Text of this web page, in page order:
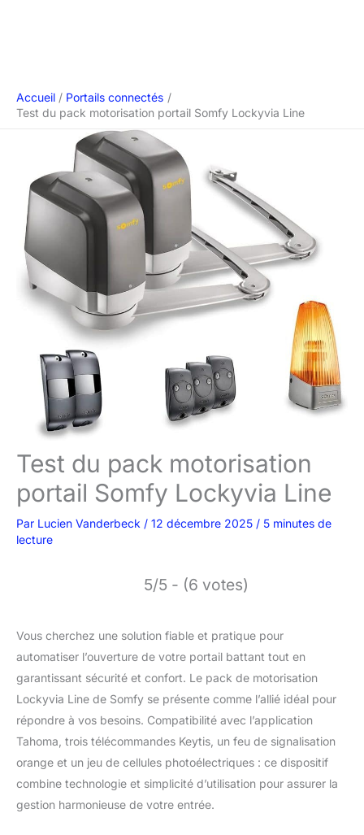
Accueil
Portails connectés
Test du pack motorisation portail Somfy Lockyvia Line
Test du pack motorisation
portail Somfy Lockyvia Line
Par Lucien Vanderbeck / 12 décembre 2025 / 5 minutes de
lecture
5/5 - (6 votes)
Vous cherchez une solution fiable et pratique pour
automatiser l’ouverture de votre portail battant tout en
garantissant sécurité et confort. Le pack de motorisation
Lockyvia Line de Somfy se présente comme l’allié idéal pour
répondre à vos besoins. Compatibilité avec l’application
Tahoma, trois télécommandes Keytis, un feu de signalisation
orange et un jeu de cellules photoélectriques : ce dispositif
combine technologie et simplicité d’utilisation pour assurer la
gestion harmonieuse de votre entrée.